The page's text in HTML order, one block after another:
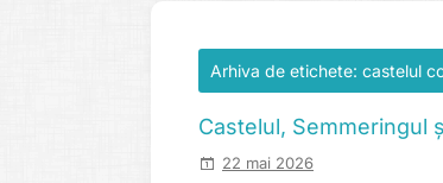
Arhiva de etichete: castelul
Castelul, Semmeringul
22 mai 2026